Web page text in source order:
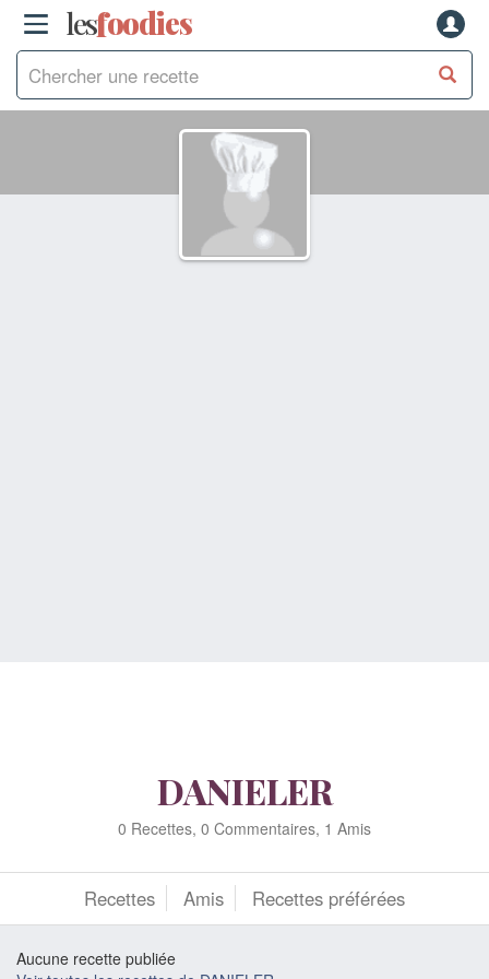
lesfoodies
DANIELER
0 Recettes, 0 Commentaires, 1 Amis
Recettes Amis Recettes préférées
Aucune recette publiée